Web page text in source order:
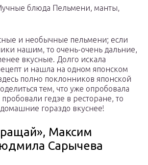
блюда Пельмени, манты,
и необычные пельмени; если
нашим, то очень-очень дальние,
вкусные. Долго искала
и нашла на одном японском
полно поклонников японской
тем, что уже опробовала
гeдзе в ресторане, то
гораздо вкуснее!
Максим
Сарычева